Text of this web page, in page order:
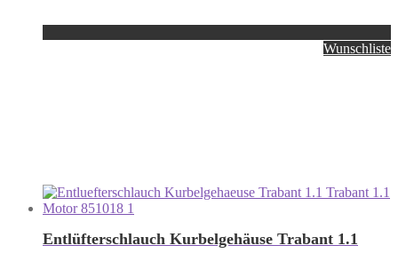
Wunschliste
Entlüfterschlauch Kurbelgehäuse Trabant 1.1